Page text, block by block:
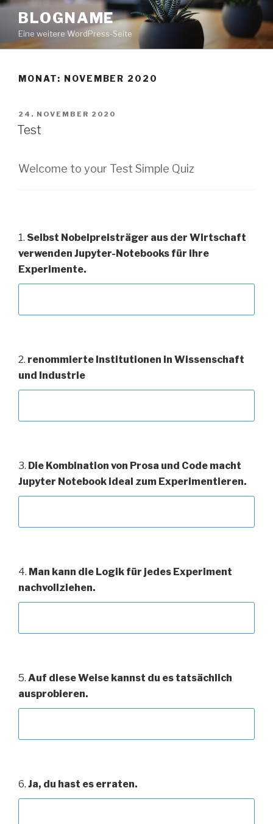
Zum
Inhalt
springen
BLOGNAME
Eine weitere WordPress-Seite
MONAT: NOVEMBER 2020
VERÖFFENTLICHT
AM
24. NOVEMBER 2020
Test
Welcome to your Test Simple Quiz
1. Selbst Nobelpreisträger aus der Wirtschaft
verwenden Jupyter-Notebooks für ihre
Experimente.
2. renommierte Institutionen in Wissenschaft
und Industrie
3. Die Kombination von Prosa und Code macht
Jupyter Notebook ideal zum Experimentieren.
4. Man kann die Logik für jedes Experiment
nachvollziehen.
5. Auf diese Weise kannst du es tatsächlich
ausprobieren.
6. Ja, du hast es erraten.